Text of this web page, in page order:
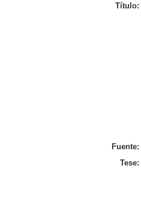
Título:
Fuente:
Tese: